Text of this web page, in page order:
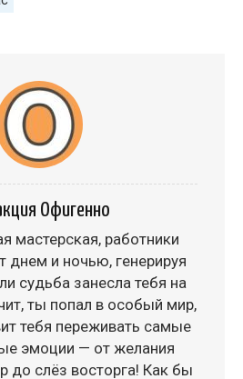
Офигенно
мастерская, работники
днем и ночью, генерируя
судьба занесла тебя на
ты попал в особый мир,
тебя переживать самые
эмоции — от желания
до слёз восторга! Как бы